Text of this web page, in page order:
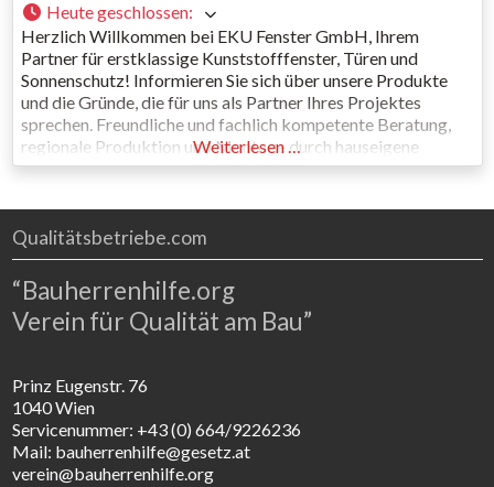
Heute geschlossen:
Herzlich Willkommen bei EKU Fenster GmbH, Ihrem
Partner für erstklassige Kunststofffenster, Türen und
Sonnenschutz! Informieren Sie sich über unsere Produkte
und die Gründe, die für uns als Partner Ihres Projektes
sprechen. Freundliche und fachlich kompetente Beratung,
regionale Produktion und Montage durch hauseigene
Mitarbeiter sind mehr, als viele andere bieten können. Direkt
günstigen
Weiterlesen …
Qualitätsbetriebe.com
“Bauherrenhilfe.org
Verein für Qualität am Bau”
Prinz Eugenstr. 76
1040 Wien
Servicenummer: +43 (0) 664/9226236
Mail: bauherrenhilfe@gesetz.at
verein@bauherrenhilfe.org